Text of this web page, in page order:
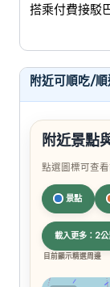
搭乘付費接駁
附近可順吃/順
附近景點
點選圖標可查
景點
載入更多：2公
目前顯示精選周邊